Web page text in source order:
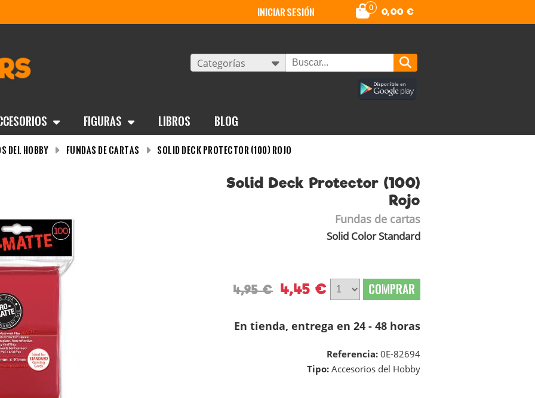
0 0,00 €
iniciar sesión
Categorías
Figuras Libros BLOG
del Hobby Fundas de cartas Solid Deck Protector (100) Rojo
Solid Deck Protector (100)
Rojo
Fundas de cartas
Solid Color Standard
4,95 € 4,45 € COMPRAR
En tienda, entrega en 24 - 48 horas
Referencia: 0E-82694
Tipo: Accesorios del Hobby